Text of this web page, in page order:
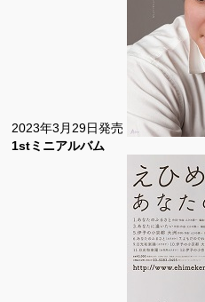
2023年3月29日発売
1stミニアルバム